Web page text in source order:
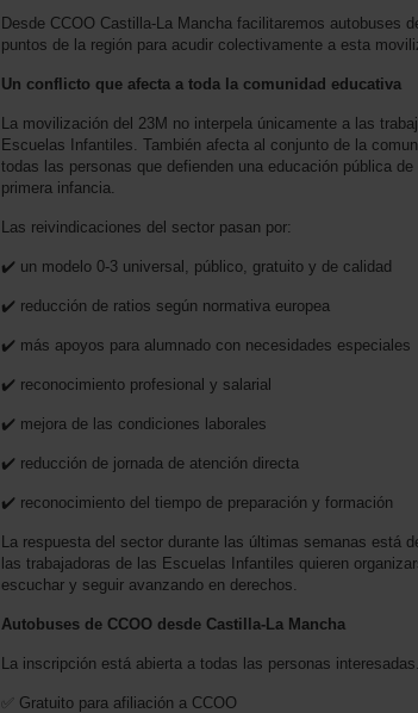
Desde CCOO Castilla-La Mancha facilitaremos autobuses
puntos de la región para acudir colectivamente a esta
Un conflicto que afecta a toda la comunidad educativa
La movilización del 23M no interpela únicamente a las
Escuelas Infantiles. También afecta al conjunto de la
todas las personas que defienden una educación pública
primera infancia.
Las reivindicaciones del sector pasan por:
✔️ un modelo 0-3 universal, público, gratuito y de calidad
✔️ reducción de ratios según normativa europea
✔️ más apoyos para alumnado con necesidades especiales
✔️ reconocimiento profesional y salarial
✔️ mejora de las condiciones laborales
✔️ reducción de jornada de atención directa
✔️ reconocimiento del tiempo de preparación y formación
La respuesta del sector durante las últimas semanas está
las trabajadoras de las Escuelas Infantiles quieren
escuchar y seguir avanzando en derechos.
Autobuses de CCOO desde Castilla-La Mancha
La inscripción está abierta a todas las personas interesadas.
✅ Gratuito para afiliación a CCOO